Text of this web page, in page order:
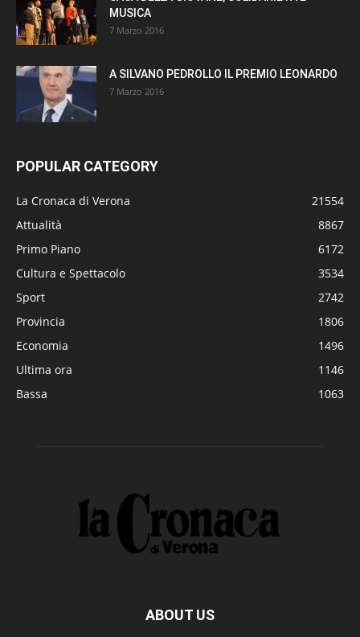
MUSICA
7 Marzo 2016
A SILVANO PEDROLLO IL PREMIO LEONARDO
7 Marzo 2016
POPULAR CATEGORY
La Cronaca di Verona
21554
Attualità
8867
Primo Piano
6172
Cultura e Spettacolo
3534
Sport
2742
Provincia
1806
Economia
1496
Ultima ora
1146
Bassa
1063
ABOUT US